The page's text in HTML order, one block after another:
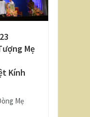
Mẹ
Kính
Mẹ